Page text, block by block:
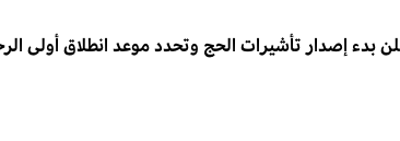
بدء إصدار تأشيرات الحج وتحدد موعد انطلاق أولى